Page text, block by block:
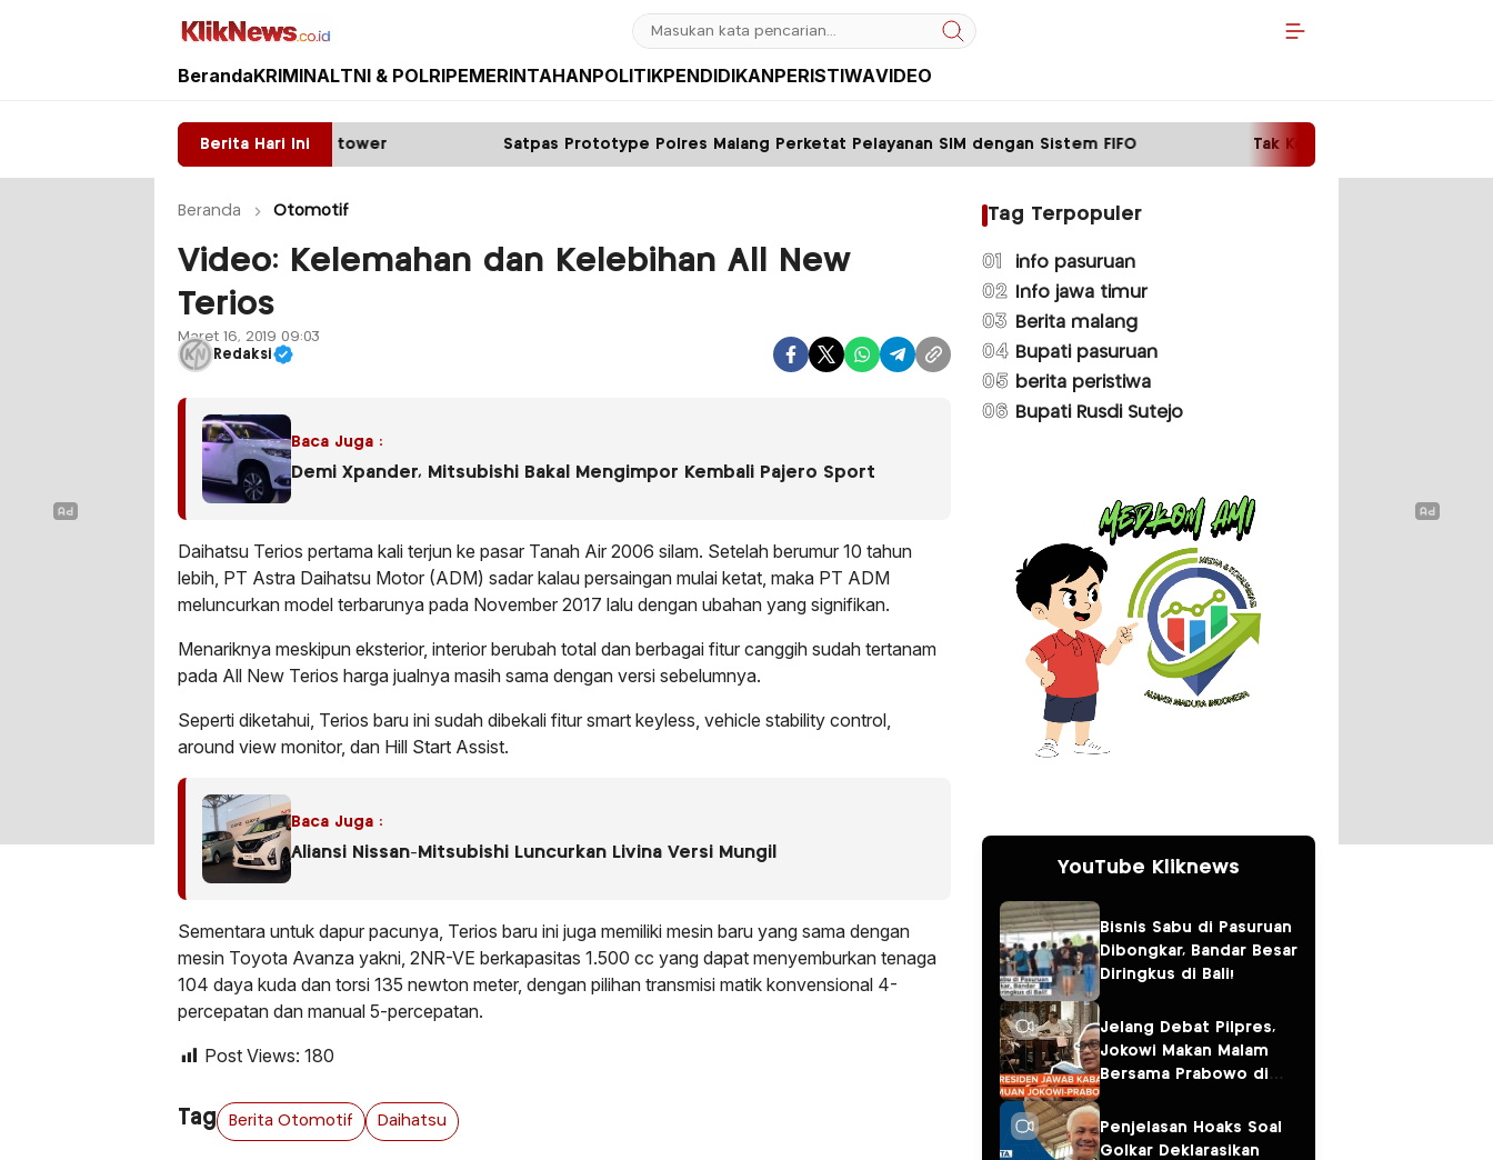
Kliknews.co.id
BerandaKRIMINALTNI & POLRIPEMERINTAHANPOLITIKPENDIDIKANPERISTIWAVIDEO
Berita Hari Ini
Diduga ada Mafia tower Satpas Prototype Polres Malang Perketat Pelayanan SIM dengan Sistem FIFO Tak Kembalikan Motor Pinjaman, Pria di
Beranda Otomotif
Video: Kelemahan dan Kelebihan All New
Terios
Maret 16, 2019 09:03
Redaksi
Baca Juga :
Demi Xpander, Mitsubishi Bakal Mengimpor Kembali Pajero Sport
Daihatsu Terios pertama kali terjun ke pasar Tanah Air 2006 silam. Setelah berumur 10 tahun
lebih, PT Astra Daihatsu Motor (ADM) sadar kalau persaingan mulai ketat, maka PT ADM
meluncurkan model terbarunya pada November 2017 lalu dengan ubahan yang signifikan.
Menariknya meskipun eksterior, interior berubah total dan berbagai fitur canggih sudah tertanam
pada All New Terios harga jualnya masih sama dengan versi sebelumnya.
Seperti diketahui, Terios baru ini sudah dibekali fitur smart keyless, vehicle stability control,
around view monitor, dan Hill Start Assist.
Baca Juga :
Aliansi Nissan-Mitsubishi Luncurkan Livina Versi Mungil
Sementara untuk dapur pacunya, Terios baru ini juga memiliki mesin baru yang sama dengan
mesin Toyota Avanza yakni, 2NR-VE berkapasitas 1.500 cc yang dapat menyemburkan tenaga
104 daya kuda dan torsi 135 newton meter, dengan pilihan transmisi matik konvensional 4-
percepatan dan manual 5-percepatan.
Post Views: 180
Tag Berita Otomotif Daihatsu
Tag Terpopuler
01 info pasuruan
02 Info jawa timur
03 Berita malang
04 Bupati pasuruan
05 berita peristiwa
06 Bupati Rusdi Sutejo
YouTube Kliknews
Bisnis Sabu di Pasuruan
Dibongkar, Bandar Besar
Diringkus di Bali!
Jelang Debat Pilpres,
Jokowi Makan Malam
Bersama Prabowo di
Penjelasan Hoaks Soal
Golkar Deklarasikan